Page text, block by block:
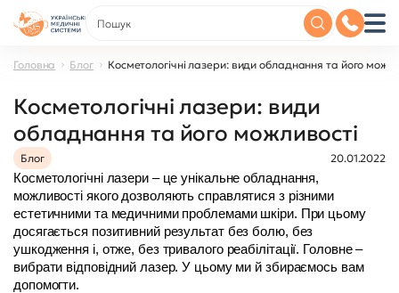
Головна Блог Косметологічні лазери: види обладнання та його
Косметологічні лазери: види
обладнання та його можливості
Блог 20.01.2022
Косметологічні лазери – це унікальне обладнання,
можливості якого дозволяють справлятися з різними
естетичними та медичними проблемами шкіри. При цьому
досягається позитивний результат без болю, без
ушкодження і, отже, без тривалого реабілітації. Головне –
вибрати відповідний лазер. У цьому ми й збираємось вам
допомогти.